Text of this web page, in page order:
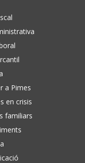
a Pimes
en crisis
familiars